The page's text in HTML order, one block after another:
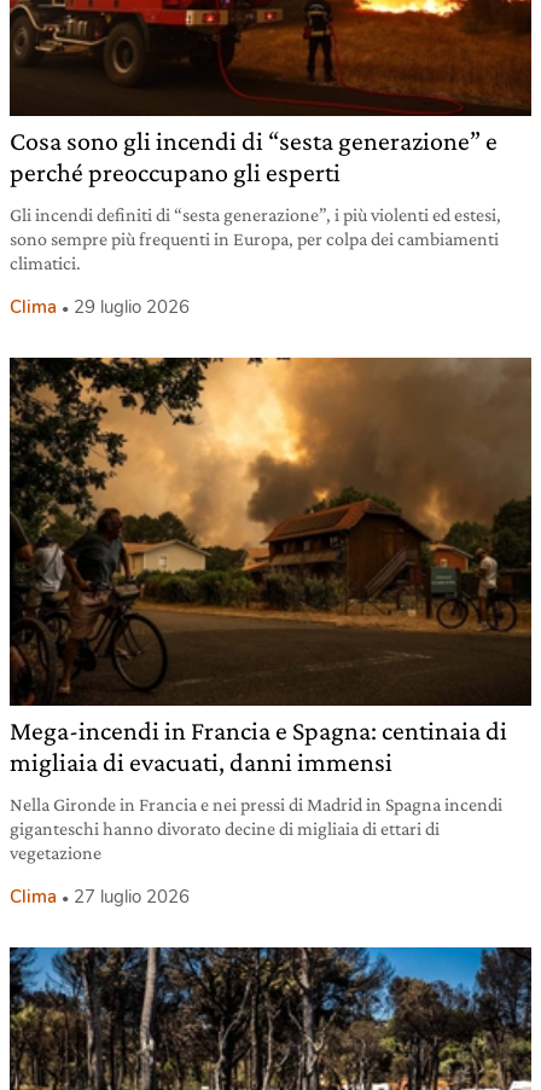
Cosa sono gli incendi di “sesta generazione” e
perché preoccupano gli esperti
Gli incendi definiti di “sesta generazione”, i più violenti ed estesi,
sono sempre più frequenti in Europa, per colpa dei cambiamenti
climatici.
Clima 29 luglio 2026
Mega-incendi in Francia e Spagna: centinaia di
migliaia di evacuati, danni immensi
Nella Gironde in Francia e nei pressi di Madrid in Spagna incendi
giganteschi hanno divorato decine di migliaia di ettari di
vegetazione
Clima 27 luglio 2026